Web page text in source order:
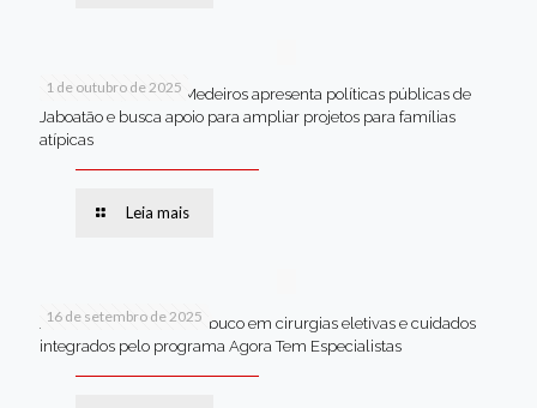
1 de outubro de 2025
Em Brasília, Andréa Medeiros apresenta políticas públicas de
Jaboatão e busca apoio para ampliar projetos para famílias
atípicas
Leia mais
16 de setembro de 2025
Jaboatão lidera Pernambuco em cirurgias eletivas e cuidados
integrados pelo programa Agora Tem Especialistas